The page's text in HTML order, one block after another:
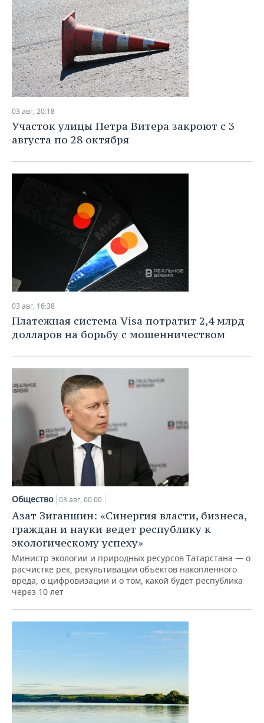
03 авг, 20:18
Участок улицы Петра Витера закроют с 3
августа по 28 октября
03 авг, 16:38
Платежная система Visa потратит 2,4 млрд
долларов на борьбу с мошенничеством
Общество 03 авг, 00:00
Азат Зиганшин: «Синергия власти, бизнеса,
граждан и науки ведет республику к
экологическому успеху»
Министр экологии и природных ресурсов Татарстана — о
расчистке рек, рекультивации объектов накопленного
вреда, о цифровизации и о том, какой будет республика
через 10 лет